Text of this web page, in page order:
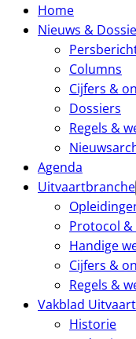
Home
Nieuws &
Columns
Cijfers &
Dossiers
Regels &
Agenda
Uitvaartbranche
Protocol
Handige
Cijfers &
Regels &
Vakblad Uitvaart
Historie